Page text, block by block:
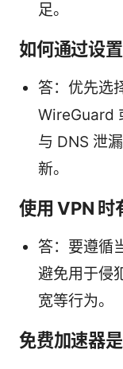
足。
如何通过设
答：优先选
WireGuard
与 DNS 泄
新。
使用 VPN 时
答：要遵循
避免用于侵
宽等行为。
免费加速器